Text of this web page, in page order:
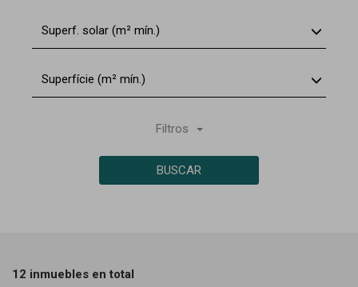
Superf. solar (m² mín.)
Superfície (m² mín.)
Filtros
BUSCAR
12 inmuebles en total